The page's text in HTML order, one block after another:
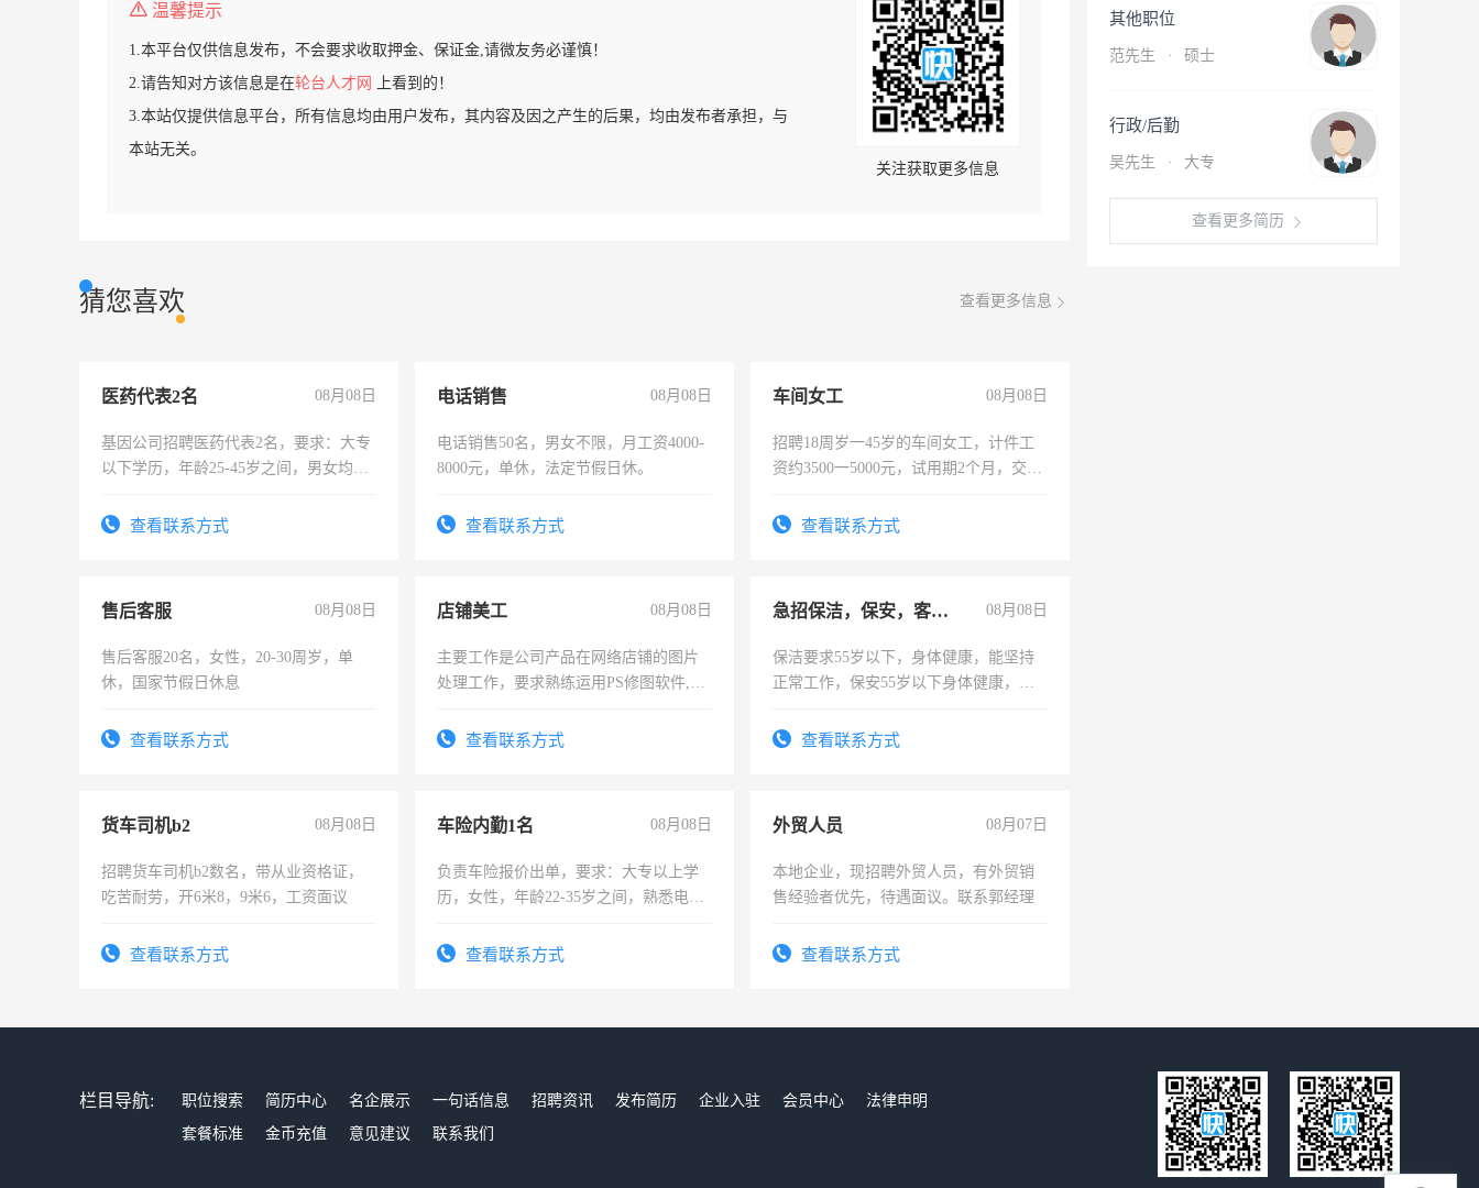
温馨提示
1.本平台仅供信息发布，不会要求收取押金、保证金,请微友务必谨慎！
2.请告知对方该信息是在轮台人才网
上看到的！
3.本站仅提供信息平台，所有信息均由用户发布，其内容及因之产生的后果，均由发布者承担，与
本站无关。
关注获取更多信息
猜您喜欢 查看更多信息
医药代表2名 08月08日
基因公司招聘医药代表2名，要求：大专
以下学历，年龄25-45岁之间，男女均
表或者有医学资质的优先，底薪+绩效，
查看联系方式
电话销售 08月08日
电话销售50名，男女不限，月工资4000-
8000元，单休，法定节假日休。
查看联系方式
车间女工 08月08日
招聘18周岁一45岁的车间女工，计件工
资约3500一5000元，试用期2个月，交五
查看联系方式
售后客服 08月08日
售后客服20名，女性，20-30周岁，单
休，国家节假日休息
查看联系方式
店铺美工 08月08日
主要工作是公司产品在网络店铺的图片
处理工作，要求熟练运用PS修图软件,工
查看联系方式
急招保洁，保安，客服，工程 08月08日
保洁要求55岁以下，身体健康，能坚持
正常工作，保安55岁以下身体健康，有
录，客服要求45岁以下高中以上文化，
查看联系方式
货车司机b2 08月08日
招聘货车司机b2数名，带从业资格证，
吃苦耐劳，开6米8，9米6，工资面议
查看联系方式
车险内勤1名 08月08日
负责车险报价出单，要求：大专以上学
历，女性，年龄22-35岁之间，熟悉电脑
试用期1-3个月，转正后交纳五险，
查看联系方式
外贸人员 08月07日
本地企业，现招聘外贸人员，有外贸销
售经验者优先，待遇面议。联系郭经理
查看联系方式
其他职位
范先生 · 硕士
行政/后勤
吴先生 · 大专
查看更多简历
栏目导航: 职位搜索 简历中心 名企展示 一句话信息 招聘资讯 发布简历 企业入驻 会员中心
法律申明
套餐标准
金币充值 意见建议 联系我们